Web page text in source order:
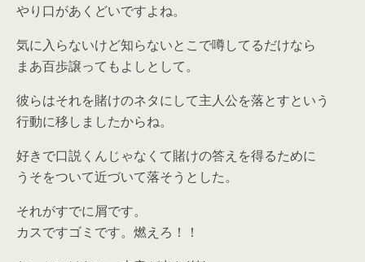
やり口があくどいですよね。
気に入らないけど知らないとこで噂してるだけなら
まあ百歩譲ってもよしとして。
彼らはそれを賭けのネタにして主人公を落とすという
行動に移しましたからね。
好きで口説くんじゃなくて賭けの答えを得るために
うそをついて近づいて落そうとした。
それがすでに屑です。
カスですゴミです。燃えろ！！